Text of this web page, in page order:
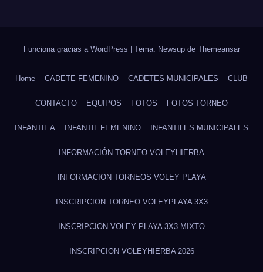
Funciona gracias a WordPress Tema: Newsup de Themeansar
Home CADETE FEMENINO CADETES MUNICIPALES CLUB
CONTACTO EQUIPOS FOTOS FOTOS TORNEO
INFANTIL A INFANTIL FEMENINO INFANTILES MUNICIPALES
INFORMACIÓN TORNEO VOLEYHIERBA
INFORMACION TORNEOS VOLEY PLAYA
INSCRIPCION TORNEO VOLEYPLAYA 3X3
INSCRIPCION VOLEY PLAYA 3X3 MIXTO
INSCRIPCION VOLEYHIERBA 2026